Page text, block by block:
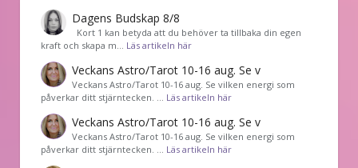
Dagens Budskap 8/8
Kort 1 kan betyda att du behöver ta tillbaka din egen
kraft och skapa m… Läs artikeln här
Veckans Astro/Tarot 10-16 aug. Se v
Veckans Astro/Tarot 10-16 aug. Se vilken energi som
påverkar ditt stjärntecken. … Läs artikeln här
Veckans Astro/Tarot 10-16 aug. Se v
Veckans Astro/Tarot 10-16 aug. Se vilken energi som
påverkar ditt stjärntecken. … Läs artikeln här